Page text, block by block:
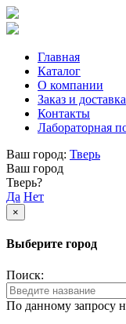
Главная
Каталог
О компании
Заказ и доставка
Контакты
Лабораторная
Ваш город: Тверь
Ваш город
Тверь?
Да Нет
×
Выберите город
Поиск:
По данному запросу